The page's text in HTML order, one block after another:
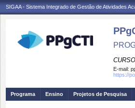
SIGAA - Sistema Integrado de Gestão de Atividades
E-mail:
https://
Programa Ensino Projetos de Pesquisa